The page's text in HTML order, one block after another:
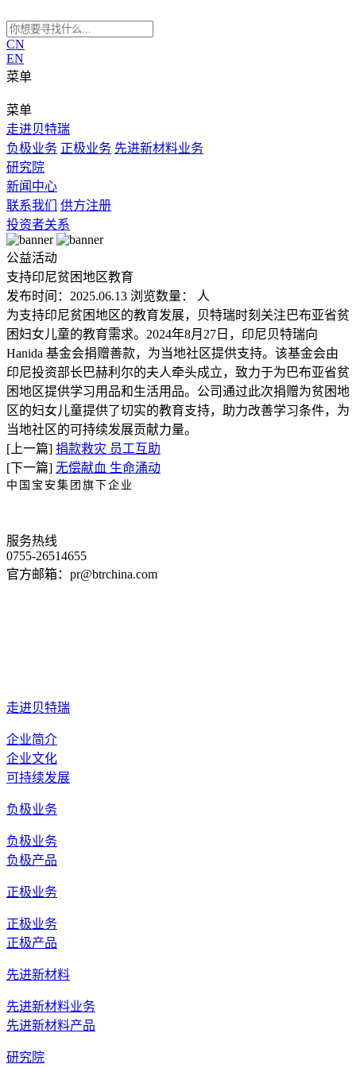
CN
EN
菜单
菜单
走进贝特瑞
负极业务 正极业务 先进新材料业务
研究院
新闻中心
联系我们
供方注册
投资者关系
公益活动
支持印尼贫困地区教育
发布时间：2025.06.13 浏览数量：
人
为支持印尼贫困地区的教育发展，贝特瑞时刻关注巴布亚省贫
困妇女儿童的教育需求。2024年8月27日，印尼贝特瑞向
Hanida 基金会捐赠善款，为当地社区提供支持。该基金会由
印尼投资部长巴赫利尔的夫人牵头成立，致力于为巴布亚省贫
困地区提供学习用品和生活用品。公司通过此次捐赠为贫困地
区的妇女儿童提供了切实的教育支持，助力改善学习条件，为
当地社区的可持续发展贡献力量。
[上一篇] 捐款救灾 员工互助
[下一篇] 无偿献血 生命涌动
中国宝安集团旗下企业
服务热线
0755-26514655
官方邮箱：pr@btrchina.com
走进贝特瑞
企业简介
企业文化
可持续发展
负极业务
负极业务
负极产品
正极业务
正极业务
正极产品
先进新材料
先进新材料业务
先进新材料产品
研究院